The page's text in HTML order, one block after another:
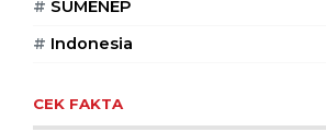
CEK FAKTA